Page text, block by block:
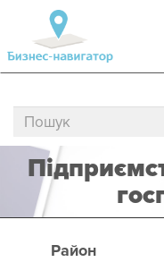
Район